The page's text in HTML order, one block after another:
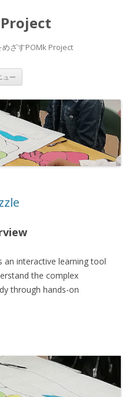
ざすPOMk Project
ュー
ン
ツ
へ
ス
ッ
an interactive learning tool
the complex
through hands-on